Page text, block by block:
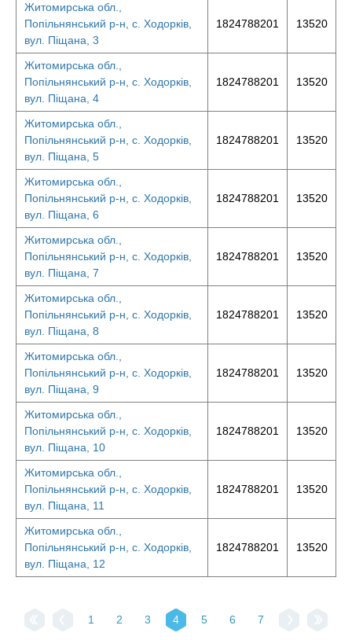
Житомирська обл.,
Попільнянський р-н, с. Ходорків,
вул. Піщана, 3
1824788201 13520
Житомирська обл.,
Попільнянський р-н, с. Ходорків,
вул. Піщана, 4
1824788201 13520
Житомирська обл.,
Попільнянський р-н, с. Ходорків,
вул. Піщана, 5
1824788201 13520
Житомирська обл.,
Попільнянський р-н, с. Ходорків,
вул. Піщана, 6
1824788201 13520
Житомирська обл.,
Попільнянський р-н, с. Ходорків,
вул. Піщана, 7
1824788201 13520
Житомирська обл.,
Попільнянський р-н, с. Ходорків,
вул. Піщана, 8
1824788201 13520
Житомирська обл.,
Попільнянський р-н, с. Ходорків,
вул. Піщана, 9
1824788201 13520
Житомирська обл.,
Попільнянський р-н, с. Ходорків,
вул. Піщана, 10
1824788201 13520
Житомирська обл.,
Попільнянський р-н, с. Ходорків,
вул. Піщана, 11
1824788201 13520
Житомирська обл.,
Попільнянський р-н, с. Ходорків,
вул. Піщана, 12
1824788201 13520
1 2 3 4 5 6 7